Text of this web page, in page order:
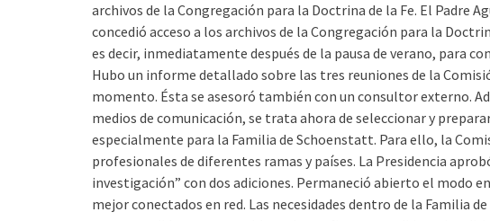
archivos de la Congregación para la Doctrina de la Fe. El Padre
concedió acceso a los archivos de la Congregación para la
es decir, inmediatamente después de la pausa de verano, para
Hubo un informe detallado sobre las tres reuniones de la
momento. Ésta se asesoró también con un consultor externo.
medios de comunicación, se trata ahora de seleccionar y
especialmente para la Familia de Schoenstatt. Para ello, la
profesionales de diferentes ramas y países. La Presidencia
investigación” con dos adiciones. Permaneció abierto el modo
mejor conectados en red. Las necesidades dentro de la Familia